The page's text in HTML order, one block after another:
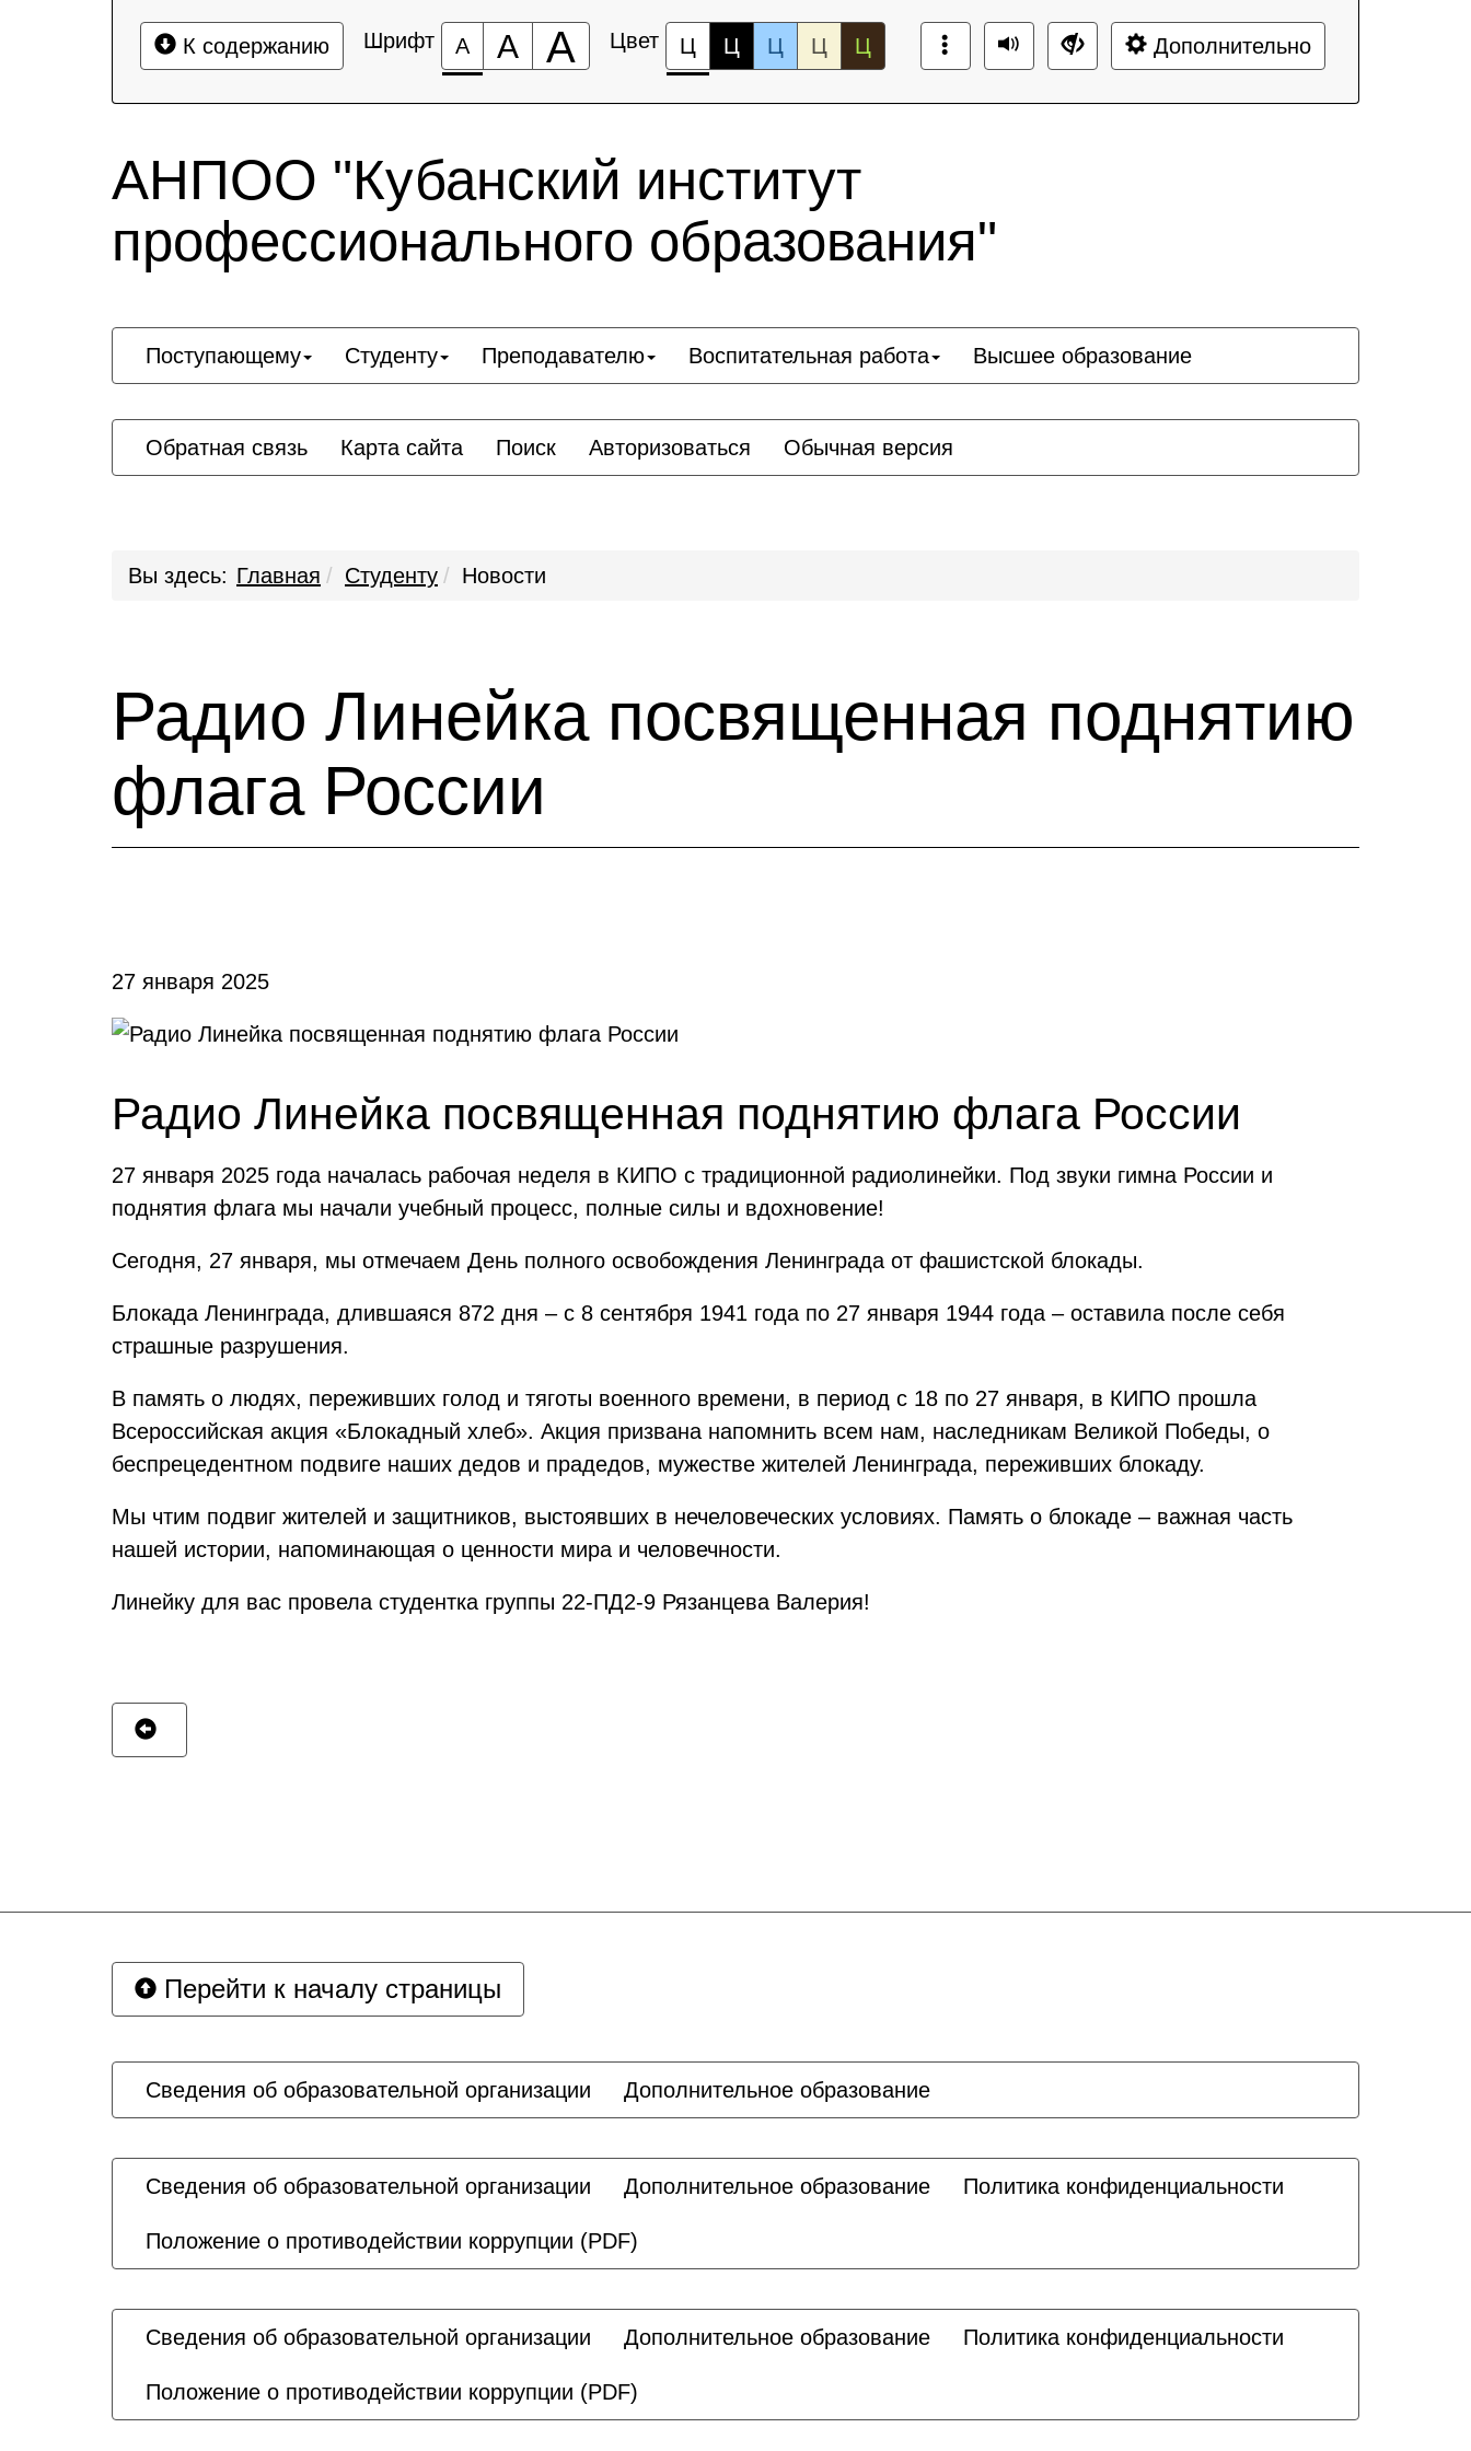
К содержанию Шрифт А А А Цвет Ц Ц Ц Ц Ц Дополнительно
АНПОО "Кубанский институт
профессионального образования"
Поступающему Студенту Преподавателю Воспитательная работа Высшее образование
Обратная связь Карта сайта Поиск Авторизоваться Обычная версия
Вы здесь: Главная Студенту Новости
Радио Линейка посвященная поднятию
флага России
27 января 2025
Радио Линейка посвященная поднятию флага России
27 января 2025 года началась рабочая неделя в КИПО с традиционной радиолинейки. Под звуки гимна России и
поднятия флага мы начали учебный процесс, полные силы и вдохновение!
Сегодня, 27 января, мы отмечаем День полного освобождения Ленинграда от фашистской блокады.
Блокада Ленинграда, длившаяся 872 дня – с 8 сентября 1941 года по 27 января 1944 года – оставила после себя
страшные разрушения.
В память о людях, переживших голод и тяготы военного времени, в период с 18 по 27 января, в КИПО прошла
Всероссийская акция «Блокадный хлеб». Акция призвана напомнить всем нам, наследникам Великой Победы, о
беспрецедентном подвиге наших дедов и прадедов, мужестве жителей Ленинграда, переживших блокаду.
Мы чтим подвиг жителей и защитников, выстоявших в нечеловеческих условиях. Память о блокаде – важная часть
нашей истории, напоминающая о ценности мира и человечности.
Линейку для вас провела студентка группы 22-ПД2-9 Рязанцева Валерия!
Перейти к началу страницы
Сведения об образовательной организации Дополнительное образование
Сведения об образовательной организации Дополнительное образование Политика конфиденциальности
Положение о противодействии коррупции (PDF)
Сведения об образовательной организации Дополнительное образование Политика конфиденциальности
Положение о противодействии коррупции (PDF)